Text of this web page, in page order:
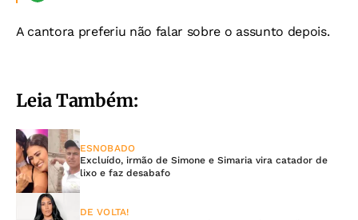
A cantora preferiu não falar sobre o assunto depois.
Leia Também:
ESNOBADO
Excluído, irmão de Simone e Simaria vira catador de
lixo e faz desabafo
DE VOLTA!